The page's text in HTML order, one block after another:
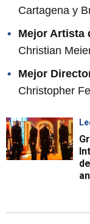
Cartagena y
Mejor Artista
Christian
Mejor
Christopher